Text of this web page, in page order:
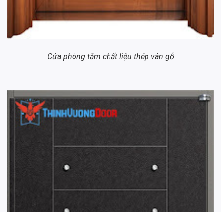
Cửa phòng tắm chất liệu thép vân gỗ